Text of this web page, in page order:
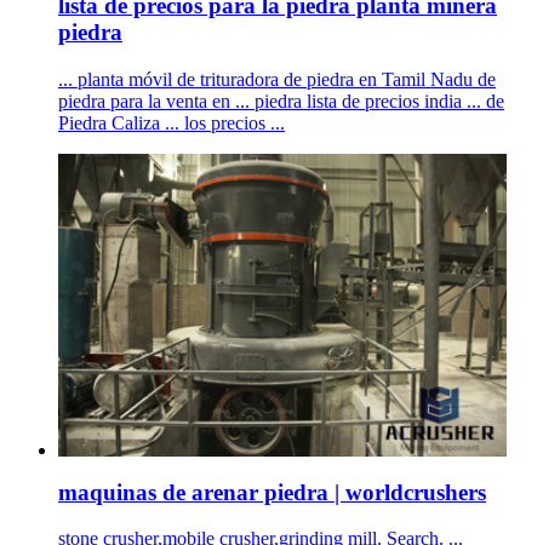
lista de precios para la piedra planta minera
piedra
... planta móvil de trituradora de piedra en Tamil Nadu de
piedra para la venta en ... piedra lista de precios india ... de
Piedra Caliza ... los precios ...
maquinas de arenar piedra | worldcrushers
stone crusher,mobile crusher,grinding mill. Search. ...